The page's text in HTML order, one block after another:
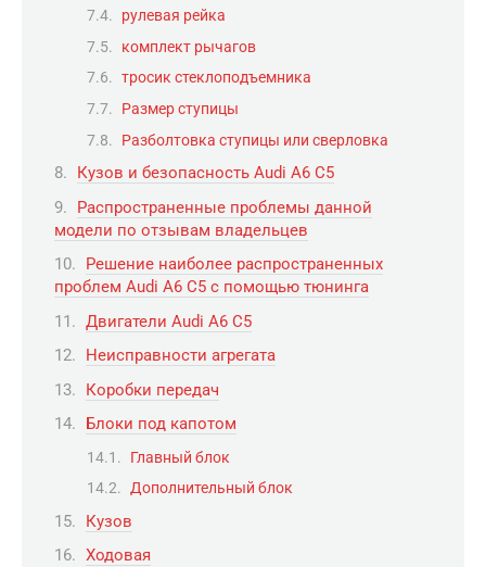
рулевая рейка
комплект рычагов
тросик стеклоподъемника
Размер ступицы
Разболтовка ступицы или сверловка
Кузов и безопасность Audi A6 C5
Распространенные проблемы данной
модели по отзывам владельцев
Решение наиболее распространенных
проблем Audi A6 C5 с помощью тюнинга
Двигатели Audi A6 C5
Неисправности агрегата
Коробки передач
Блоки под капотом
Главный блок
Дополнительный блок
Кузов
Ходовая